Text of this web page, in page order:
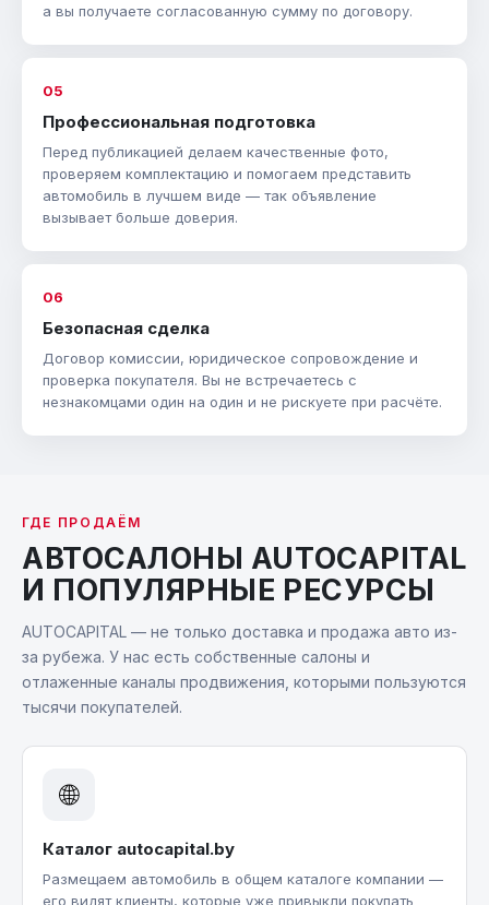
а вы получаете согласованную сумму по договору.
05
Профессиональная подготовка
Перед публикацией делаем качественные фото,
проверяем комплектацию и помогаем представить
автомобиль в лучшем виде — так объявление
вызывает больше доверия.
06
Безопасная сделка
Договор комиссии, юридическое сопровождение и
проверка покупателя. Вы не встречаетесь с
незнакомцами один на один и не рискуете при расчёте.
ГДЕ ПРОДАЁМ
АВТОСАЛОНЫ AUTOCAPITAL
И ПОПУЛЯРНЫЕ РЕСУРСЫ
AUTOCAPITAL — не только доставка и продажа авто из-
за рубежа. У нас есть собственные салоны и
отлаженные каналы продвижения, которыми пользуются
тысячи покупателей.
🌐
Каталог autocapital.by
Размещаем автомобиль в общем каталоге компании —
его видят клиенты, которые уже привыкли покупать